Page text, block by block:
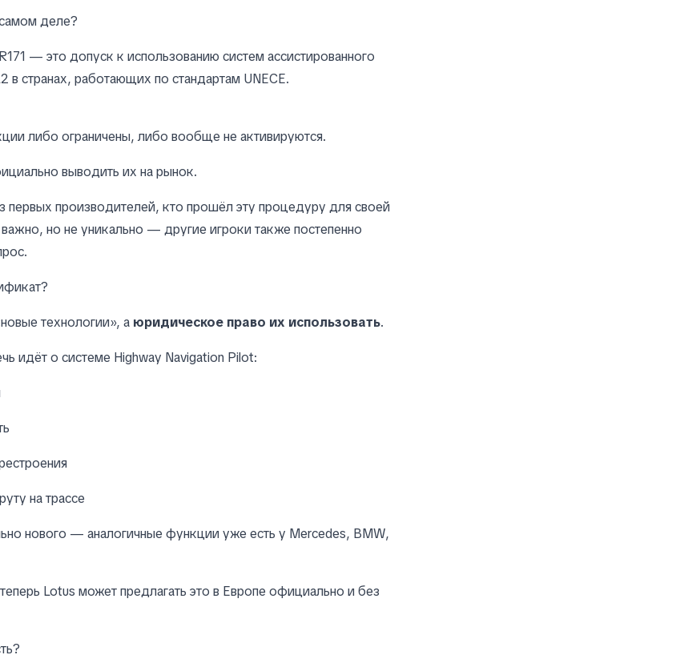
деле?
— это допуск к использованию систем ассистированного
в странах, работающих по стандартам UNECE.
либо ограничены, либо вообще не активируются.
выводить их на рынок.
первых производителей, кто прошёл эту процедуру для своей
но не уникально — другие игроки также постепенно
технологии», а юридическое право их использовать.
идёт о системе Highway Navigation Pilot:
на трассе
нового — аналогичные функции уже есть у Mercedes, BMW,
Lotus может предлагать это в Европе официально и без